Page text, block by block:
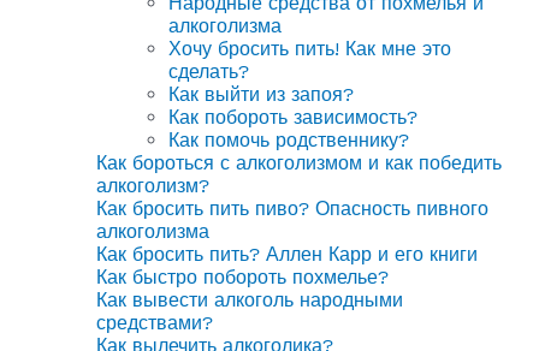
алкоголизма
Хочу бросить пить! Как мне это
сделать?
Как выйти из запоя?
Как побороть зависимость?
Как помочь родственнику?
Как бороться с алкоголизмом и как победить
алкоголизм?
Как бросить пить пиво? Опасность пивного
алкоголизма
Как бросить пить? Аллен Карр и его книги
Как быстро побороть похмелье?
Как вывести алкоголь народными
средствами?
Как вылечить алкоголика?